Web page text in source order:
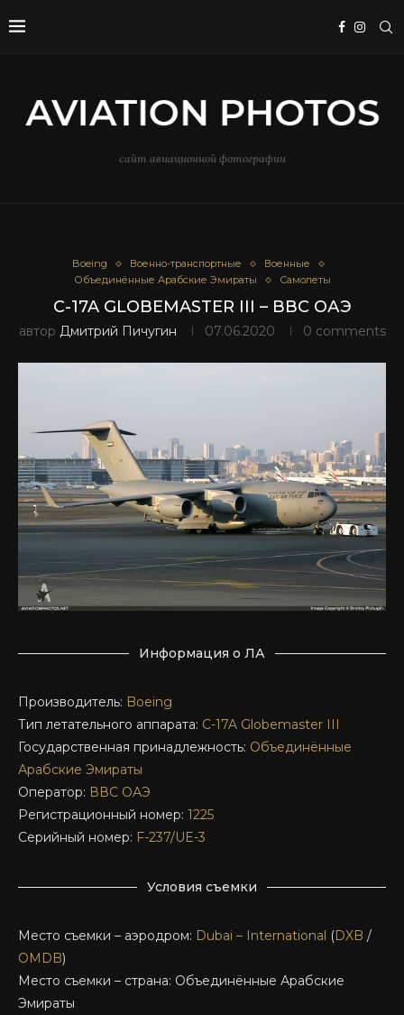
сайт авиационной фотографии
Boeing Военно-транспортные
Военные
Объединённые Арабские Эмираты
Самолеты
C-17A GLOBEMASTER III – ВВС ОАЭ
автор Дмитрий Пичугин 07.06.2020 0 comments
Информация о ЛА
Производитель: Boeing
Тип летательного аппарата: C-17A Globemaster III
Государственная принадлежность: Объединённые
Арабские Эмираты
Оператор: ВВС ОАЭ
Регистрационный номер: 1225
Серийный номер: F-237/UE-3
Условия съемки
Место съемки – аэродром: Dubai – International (DXB /
OMDB)
Место съемки – страна: Объединённые Арабские
Эмираты